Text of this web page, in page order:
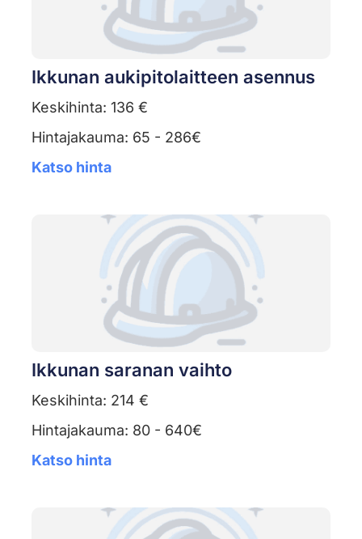
Ikkunan aukipitolaitteen asennus
Keskihinta: 136 €
Hintajakauma: 65 - 286€
Katso hinta
Ikkunan saranan vaihto
Keskihinta: 214 €
Hintajakauma: 80 - 640€
Katso hinta